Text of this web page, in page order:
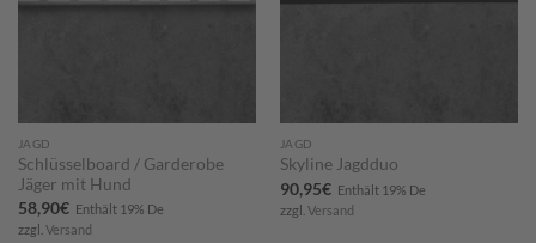
JAGD
Schlüsselboard / Garderobe
Jäger mit Hund
58,90€ Enthält 19% De
zzgl. Versand
JAGD
Skyline Jagdduo
90,95€ Enthält 19% De
zzgl. Versand